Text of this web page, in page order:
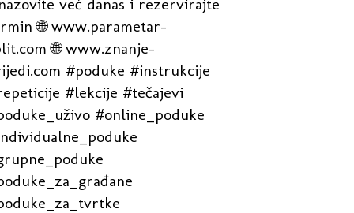
već danas i rezervirajte
🌐 www.parametar-
🌐 www.znanje-
#poduke #instrukcije
#lekcije #tečajevi
#online_poduke